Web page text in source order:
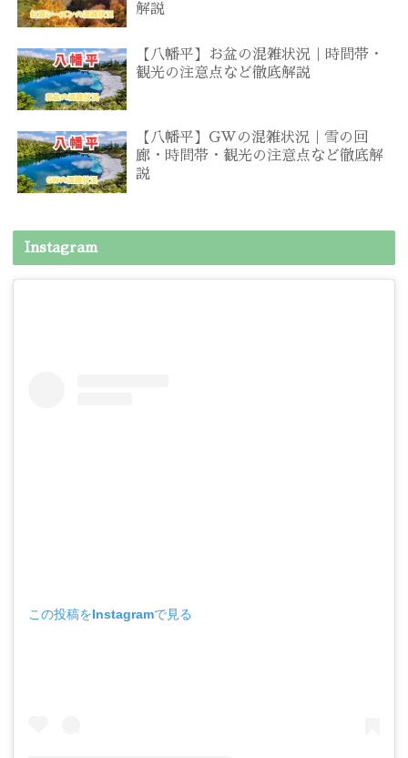
解説
【八幡平】お盆の混雑状況｜時間帯・
観光の注意点など徹底解説
【八幡平】GWの混雑状況｜雪の回
廊・時間帯・観光の注意点など徹底解
説
Instagram
この投稿をInstagramで見る